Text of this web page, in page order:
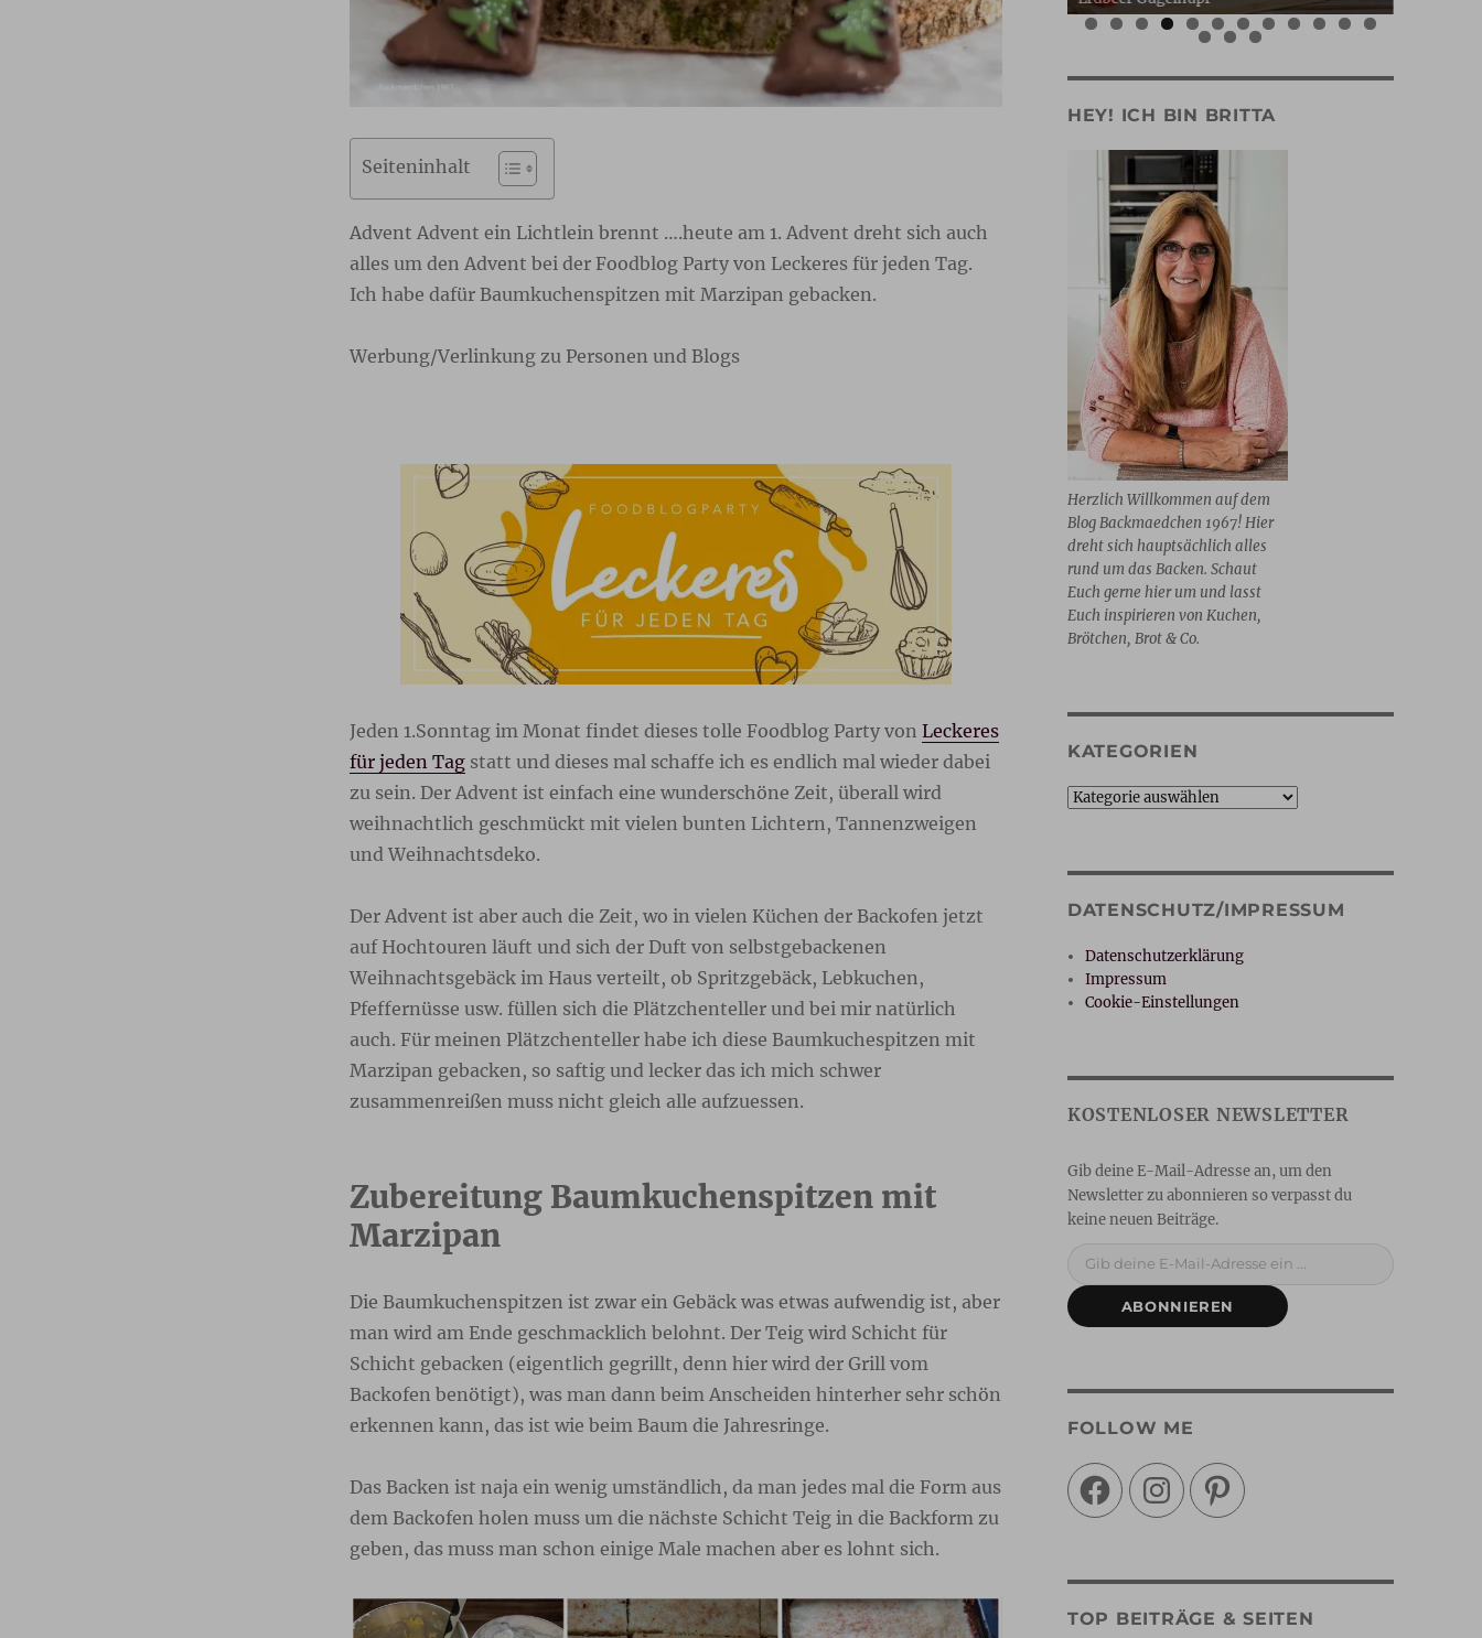
Seiteninhalt
Advent Advent ein Lichtlein brennt ….heute am 1. Advent dreht sich auch
alles um den Advent bei der Foodblog Party von Leckeres für jeden Tag.
Ich habe dafür Baumkuchenspitzen mit Marzipan gebacken.
Werbung/Verlinkung zu Personen und Blogs
Jeden 1.Sonntag im Monat findet dieses tolle Foodblog Party von Leckeres
für jeden Tagstatt und dieses mal schaffe ich es endlich mal wieder dabei
zu sein. Der Advent ist einfach eine wunderschöne Zeit, überall wird
weihnachtlich geschmückt mit vielen bunten Lichtern, Tannenzweigen
und Weihnachtsdeko.
Der Advent ist aber auch die Zeit, wo in vielen Küchen der Backofen jetzt
auf Hochtouren läuft und sich der Duft von selbstgebackenen
Weihnachtsgebäck im Haus verteilt, ob Spritzgebäck, Lebkuchen,
Pfeffernüsse usw. füllen sich die Plätzchenteller und bei mir natürlich
auch. Für meinen Plätzchenteller habe ich diese Baumkuchespitzen mit
Marzipan gebacken, so saftig und lecker das ich mich schwer
zusammenreißen muss nicht gleich alle aufzuessen.
Zubereitung Baumkuchenspitzen mit
Marzipan
Die Baumkuchenspitzen ist zwar ein Gebäck was etwas aufwendig ist, aber
man wird am Ende geschmacklich belohnt. Der Teig wird Schicht für
Schicht gebacken (eigentlich gegrillt, denn hier wird der Grill vom
Backofen benötigt), was man dann beim Anscheiden hinterher sehr schön
erkennen kann, das ist wie beim Baum die Jahresringe.
Das Backen ist naja ein wenig umständlich, da man jedes mal die Form aus
dem Backofen holen muss um die nächste Schicht Teig in die Backform zu
geben, das muss man schon einige Male machen aber es lohnt sich.
0
1 2
3 4 5
HEY! ICH BIN BRITTA
Herzlich Willkommen auf dem
Blog Backmaedchen 1967! Hier
dreht sich hauptsächlich alles
rund um das Backen. Schaut
Euch gerne hier um und lasst
Euch inspirieren von Kuchen,
Brötchen, Brot & Co.
KATEGORIEN
Kategorien
DATENSCHUTZ/IMPRESSUM
Datenschutzerklärung
Impressum
Cookie-Einstellungen
ABONNIEREN
FOLLOW ME
FacebookInstagramPinterest
TOP BEITRÄGE & SEITEN